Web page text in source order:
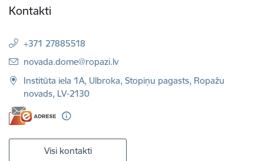
Kontakti
+371 27885518
E-pasts:
novada.dome@ropazi.lv
Institūta iela 1A, Ulbroka, Stopiņu pagasts, Ropažu
novads, LV-2130
Visi kontakti